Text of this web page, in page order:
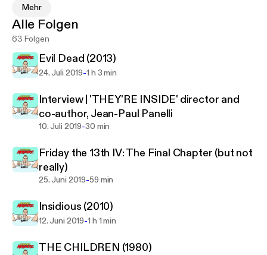
win the coveted title of Final Girl -- but ONLY by
outsmarting our slasher in three rounds of horror
movie trivia.
Mehr
Alle Folgen
63 Folgen
Evil Dead (2013)
24. Juli 2019-1 h 3 min
Interview | 'THEY'RE INSIDE' director and
co-author, Jean-Paul Panelli
10. Juli 2019-30 min
Friday the 13th IV: The Final Chapter (but not
really)
25. Juni 2019-59 min
Insidious (2010)
12. Juni 2019-1 h 1 min
THE CHILDREN (1980)